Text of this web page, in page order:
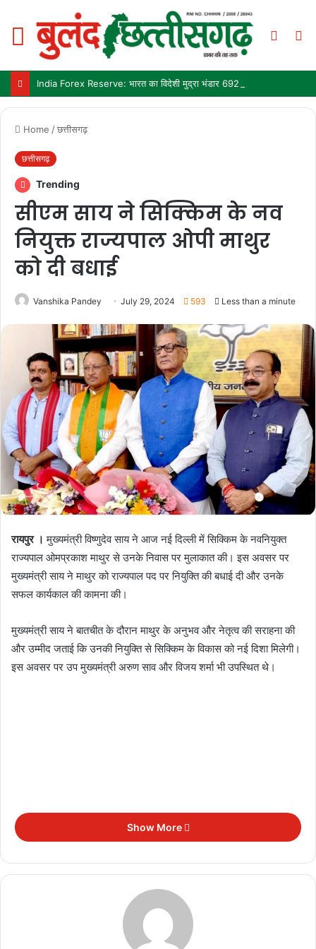
Menu
Switch
Home /छत्तीसगढ़
छत्तीसगढ़
Trending
सीएम साय ने सिक्किम के नव
नियुक्त राज्यपाल ओपी माथुर
को दी बधाई
Vanshika Pandey July 29, 2024 593 Less than a minute
रायपुर । मुख्यमंत्री विष्णुदेव साय ने आज नई दिल्ली में सिक्किम के नवनियुक्त
राज्यपाल ओमप्रकाश माथुर से उनके निवास पर मुलाकात की। इस अवसर पर
मुख्यमंत्री साय ने माथुर को राज्यपाल पद पर नियुक्ति की बधाई दी और उनके
सफल कार्यकाल की कामना की।
मुख्यमंत्री साय ने बातचीत के दौरान माथुर के अनुभव और नेतृत्व की सराहना की
और उम्मीद जताई कि उनकी नियुक्ति से सिक्किम के विकास को नई दिशा मिलेगी।
इस अवसर पर उप मुख्यमंत्री अरुण साव और विजय शर्मा भी उपस्थित थे।
Show More